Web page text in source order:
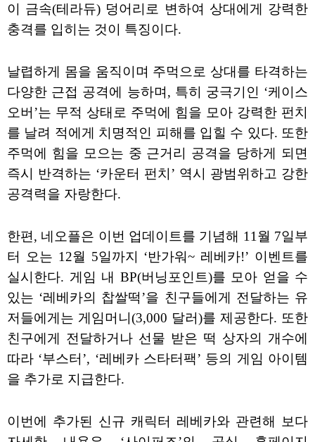
이 금속(테라듀) 덩어리로 변하여 상대에게 강력한
충격를 입히는 것이 특징이다.
날렵하게 몸을 움직이며 주먹으로 상대를 타격하는
다양한 근접 공격에 능하며, 특히 궁극기인 ‘케이스
오버’는 무적 상태로 주먹에 힘을 모아 강력한 펀치
를 날려 적에게 치명적인 피해를 입힐 수 있다. 또한
주먹에 힘을 모으는 중 근거리 공격을 당하게 되면
즉시 반격하는 ‘카운터 펀치’ 역시 광범위하고 강한
공격력을 자랑한다.
한편, 네오플은 이번 업데이트를 기념해 11월 7일부
터 오는 12월 5일까지 ‘반가워~ 레베카!’ 이벤트를
실시한다. 게임 내 BP(버닝포인트)를 모아 얻을 수
있는 ‘레베카의 찹쌀떡’을 친구들에게 전달하는 유
저들에게는 게임머니(3,000 달러)를 제공한다. 또한
친구에게 전달하거나 선물 받은 떡 상자의 개수에
따라 ‘부스터’, ‘레베카 스타터팩’ 등의 게임 아이템
을 추가로 지급한다.
이번에 추가된 신규 캐릭터 레베카와 관련해 보다